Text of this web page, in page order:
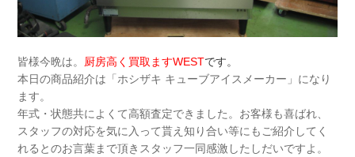
皆様今晩は。 厨房高く買取ますWESTです。
本日の商品紹介は「ホシザキ キューブアイスメーカー」になり
ます。
年式・状態共によくて高額査定できました。お客様も喜ばれ、
スタッフの対応を気に入って貰え知り合い等にもご紹介してく
れるとのお言葉まで頂きスタッフ一同感激したしだいですよ。